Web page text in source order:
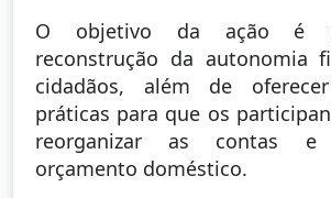
O objetivo da ação é
reconstrução da autonomia
cidadãos, além de
práticas para que os
reorganizar as contas
orçamento doméstico.